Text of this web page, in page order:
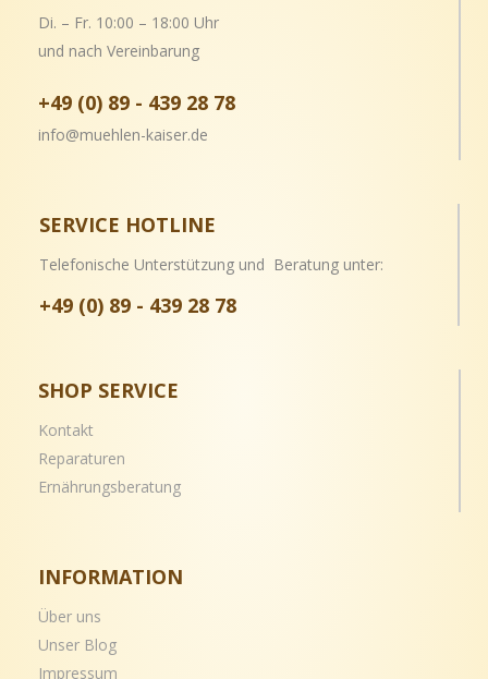
Di. – Fr. 10:00 – 18:00 Uhr
und nach Vereinbarung
+49 (0) 89 - 439 28 78
info@muehlen-kaiser.de
SERVICE HOTLINE
Telefonische Unterstützung und Beratung unter:
+49 (0) 89 - 439 28 78
SHOP SERVICE
Kontakt
Reparaturen
Ernährungsberatung
INFORMATION
Über uns
Unser Blog
Impressum